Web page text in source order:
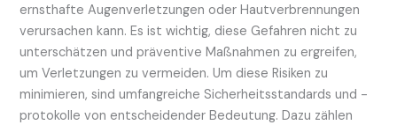
ernsthafte Augenverletzungen oder Hautverbrennungen
verursachen kann. Es ist wichtig, diese Gefahren nicht zu
unterschätzen und präventive Maßnahmen zu ergreifen,
um Verletzungen zu vermeiden. Um diese Risiken zu
minimieren, sind umfangreiche Sicherheitsstandards und -
protokolle von entscheidender Bedeutung. Dazu zählen